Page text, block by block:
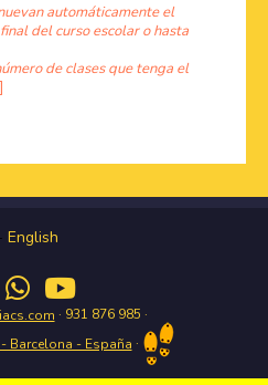
automáticamente el
del curso escolar o hasta
de clases que tenga el
English
· 931 876 985 ·
Barcelona - España ·